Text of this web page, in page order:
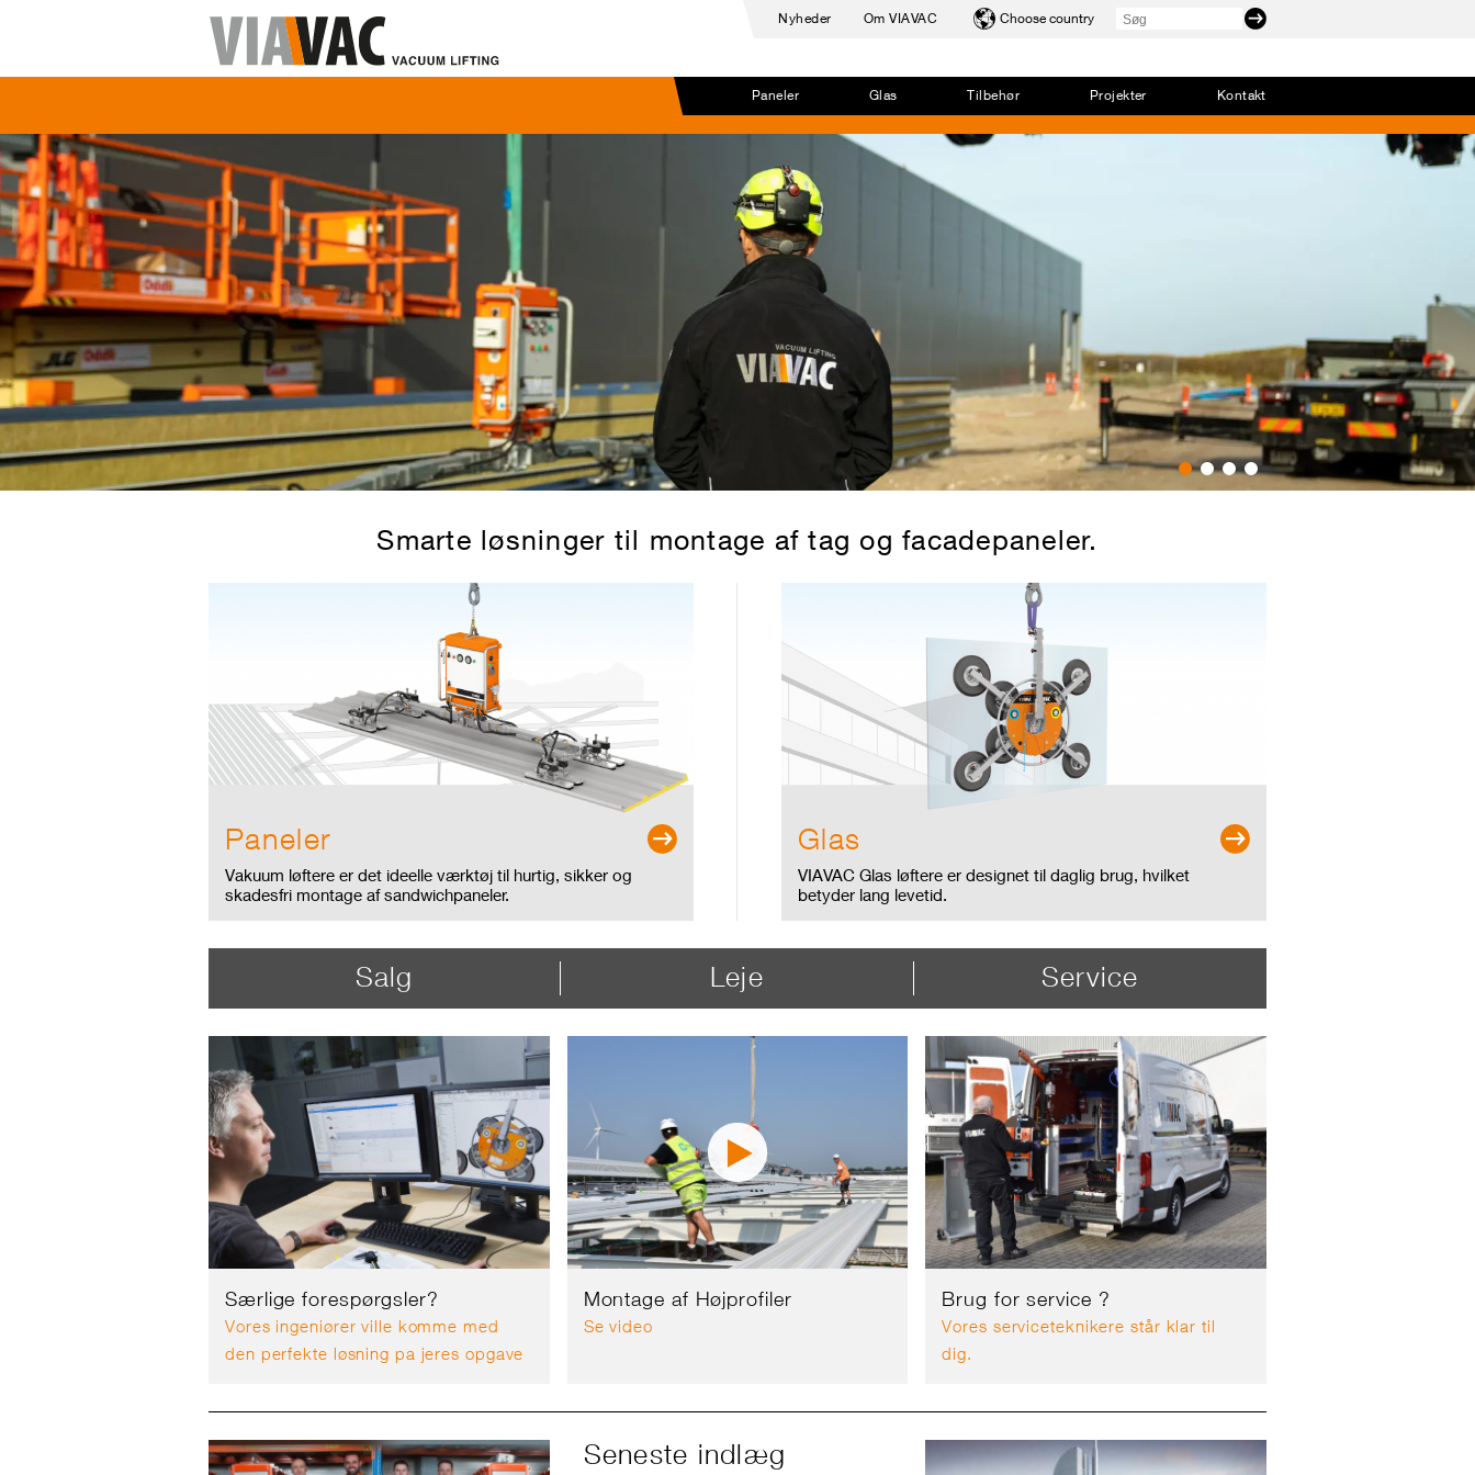
Nyheder Om VIAVAC Choose country
Paneler Glas Tilbehør Projekter Kontakt
Smarte løsninger til montage af tag og facadepaneler.
Paneler
Vakuum løftere er det ideelle værktøj til hurtig, sikker og
skadesfri montage af sandwichpaneler.
Glas
VIAVAC Glas løftere er designet til daglig brug, hvilket
betyder lang levetid.
Salg Leje Service
Særlige forespørgsler?
Vores ingeniører ville komme med
den perfekte løsning pa jeres opgave
Montage af Højprofiler
Se video
Brug for service ?
Vores serviceteknikere står klar til
dig.
Seneste indlæg